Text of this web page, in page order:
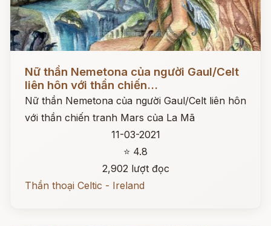
Nữ thần Nemetona của người Gaul/Celt
liên hôn với thần chiến...
Nữ thần Nemetona của người Gaul/Celt liên hôn
với thần chiến tranh Mars của La Mã
11-03-2021
⭐ 4.8
2,902 lượt đọc
Thần thoại Celtic - Ireland